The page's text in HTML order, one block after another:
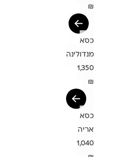
₪
כסא
מנדולינה
1,350
₪
כסא
אריה
1,040